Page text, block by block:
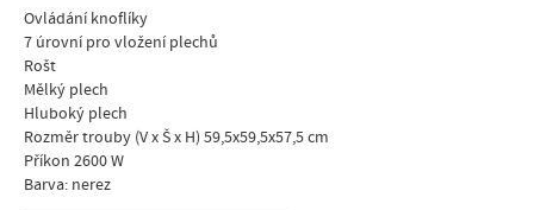
Ovládání knoflíky
7 úrovní pro vložení plechů
Rošt
Mělký plech
Hluboký plech
Rozměr trouby (V x Š x H) 59,5x59,5x57,5 cm
Příkon 2600 W
Barva: nerez